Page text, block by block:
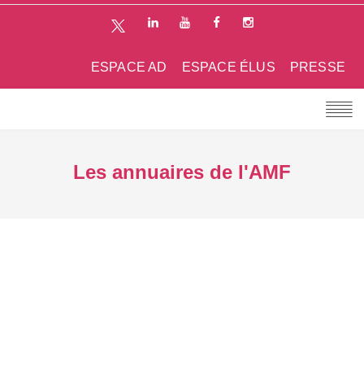
PRESSE
ESPACE ÉLUS
ESPACE AD
Les annuaires de l'AMF